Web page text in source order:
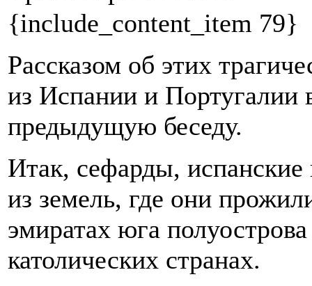
{include_content_item 79}
Рассказом об этих
из Испании и Португалии
предыдущую беседу.
Итак, сефарды, испанские
из земель, где они
эмиратах юга
католических странах.